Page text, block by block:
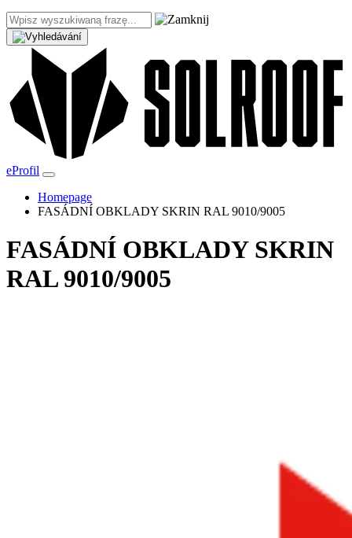
eProfil
Homepage
FASÁDNÍ OBKLADY SKRIN RAL 9010/9005
FASÁDNÍ OBKLADY SKRIN
RAL 9010/9005